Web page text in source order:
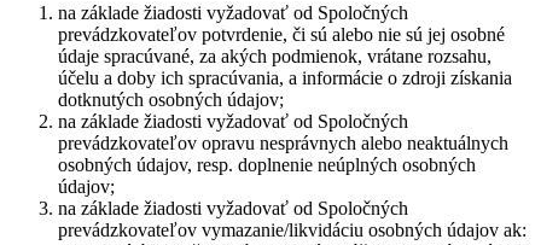
na základe žiadosti vyžadovať od Spoločných
prevádzkovateľov potvrdenie, či sú alebo nie sú jej osobné
údaje spracúvané, za akých podmienok, vrátane rozsahu,
účelu a doby ich spracúvania, a informácie o zdroji získania
dotknutých osobných údajov;
na základe žiadosti vyžadovať od Spoločných
prevádzkovateľov opravu nesprávnych alebo neaktuálnych
osobných údajov, resp. doplnenie neúplných osobných
údajov;
na základe žiadosti vyžadovať od Spoločných
prevádzkovateľov vymazanie/likvidáciu osobných údajov ak: